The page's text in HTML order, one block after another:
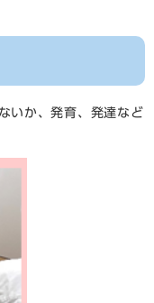
いか、発育、発達など